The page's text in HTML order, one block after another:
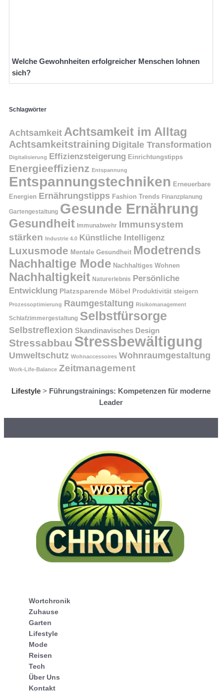
Welche Gewohnheiten erfolgreicher Menschen lohnen
sich?
Schlagwörter
Achtsamkeit Achtsamkeit im Alltag
Achtsamkeitstraining Digitale Transformation
Digitalisierung Effizienzsteigerung Einrichtungstipps
Energieeffizienz Entspannung
Entspannungstechniken Erneuerbare
Energien Ernährungstipps Fashion Trends Finanzplanung
Gartengestaltung Gesunde Ernährung
Gesundheit Immunabwehr Immunsystem
stärken Industrie 4.0 Künstliche Intelligenz
Luxusmode Mentale Gesundheit Modetrends
Nachhaltige Mode Nachhaltiges Wohnen
Nachhaltigkeit Naturerlebnis Persönliche
Entwicklung Platzsparende Möbel Produktivität steigern
Prozessoptimierung Raumgestaltung Risikomanagement
Schlafzimmergestaltung Selbstfürsorge
Selbstreflexion Skandinavisches Design
Stressabbau Stressbewältigung
Umweltschutz Wohnaccessoires Wohnraumgestaltung
Work-Life-Balance Zeitmanagement
Lifestyle > Führungstrainings: Kompetenzen für moderne
Leader
Wortchronik
Zuhause
Garten
Lifestyle
Mode
Reisen
Tech
Über Uns
Kontakt